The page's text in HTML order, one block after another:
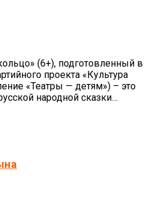
(6+), подготовленный в
проекта «Культура
«Театры — детям») – это
народной сказки…